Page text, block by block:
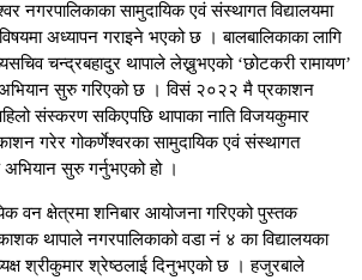
नगरपालिकाका सामुदायिक एवं संस्थागत विद्यालयमा
अध्यापन गराइने भएको छ । बालबालिकाका लागि
चन्द्रबहादुर थापाले लेख्नुभएको ‘छोटकरी रामायण’
अभियान सुरु गरिएको छ । विसं २०२२ मै प्रकाशन
संस्करण सकिएपछि थापाका नाति विजयकुमार
गरेर गोकर्णेश्वरका सामुदायिक एवं संस्थागत
अभियान सुरु गर्नुभएको हो ।
वन क्षेत्रमा शनिबार आयोजना गरिएको पुस्तक
थापाले नगरपालिकाको वडा नं ४ का विद्यालयका
श्रीकुमार श्रेष्ठलाई दिनुभएको छ । हजुरबाले